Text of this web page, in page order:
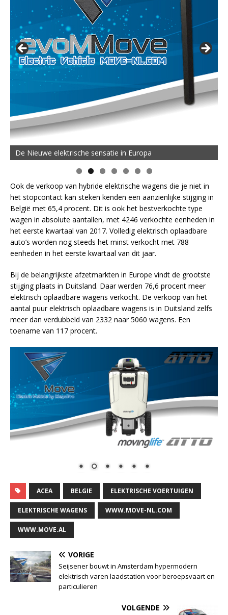
De Nieuwe elektrische sensatie in Europa
Ook de verkoop van hybride elektrische wagens die je niet in
het stopcontact kan steken kenden een aanzienlijke stijging in
België met 65,4 procent. Dit is ook het bestverkochte type
wagen in absolute aantallen, met 4246 verkochte eenheden in
het eerste kwartaal van 2017. Volledig elektrisch oplaadbare
auto’s worden nog steeds het minst verkocht met 788
eenheden in het eerste kwartaal van dit jaar.
Bij de belangrijkste afzetmarkten in Europe vindt de grootste
stijging plaats in Duitsland. Daar werden 76,6 procent meer
elektrisch oplaadbare wagens verkocht. De verkoop van het
aantal puur elektrisch oplaadbare wagens is in Duitsland zelfs
meer dan verdubbeld van 2332 naar 5060 wagens. Een
toename van 117 procent.
ACEA BELGIE ELEKTRISCHE VOERTUIGEN
ELEKTRISCHE WAGENS WWW.MOVE-NL.COM
WWW.MOVE.AL
VORIGE
Seijsener bouwt in Amsterdam hypermodern
elektrisch varen laadstation voor beroepsvaart en
particulieren
VOLGENDE